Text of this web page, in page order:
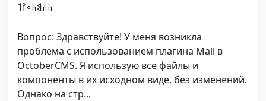
𐩱𐩪𐩣𐩱𐩲𐩺𐩡
Вопрос: Здравствуйте! У меня возникла
проблема с использованием плагина Mall в
OctoberCMS. Я использую все файлы и
компоненты в их исходном виде, без изменений.
Однако на стр...